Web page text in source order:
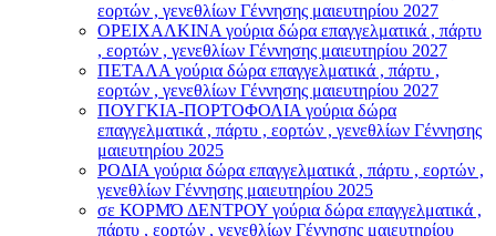
εορτών , γενεθλίων Γέννησης μαιευτηρίου 2027
ΟΡΕΙΧΑΛΚΙΝΑ γούρια δώρα επαγγελματικά , πάρτυ
, εορτών , γενεθλίων Γέννησης μαιευτηρίου 2027
ΠΕΤΑΛΑ γούρια δώρα επαγγελματικά , πάρτυ ,
εορτών , γενεθλίων Γέννησης μαιευτηρίου 2027
ΠΟΥΓΚΙΑ-ΠΟΡΤΟΦΟΛΙΑ γούρια δώρα
επαγγελματικά , πάρτυ , εορτών , γενεθλίων Γέννησης
μαιευτηρίου 2025
ΡΟΔΙΑ γούρια δώρα επαγγελματικά , πάρτυ , εορτών ,
γενεθλίων Γέννησης μαιευτηρίου 2025
σε ΚΟΡΜΌ ΔΕΝΤΡΟΥ γούρια δώρα επαγγελματικά ,
πάρτυ , εορτών , γενεθλίων Γέννησης μαιευτηρίου